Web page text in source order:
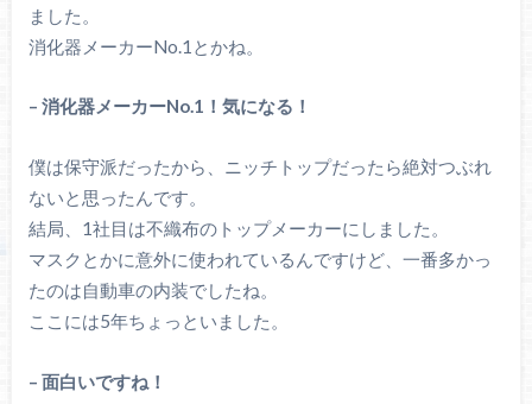
ました。
消化器メーカーNo.1とかね。
– 消化器メーカーNo.1！気になる！
僕は保守派だったから、ニッチトップだったら絶対つぶれ
ないと思ったんです。
結局、1社目は不織布のトップメーカーにしました。
マスクとかに意外に使われているんですけど、一番多かっ
たのは自動車の内装でしたね。
ここには5年ちょっといました。
– 面白いですね！